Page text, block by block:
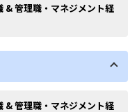
& 管理職・マネジメント経
& 管理職・マネジメント経